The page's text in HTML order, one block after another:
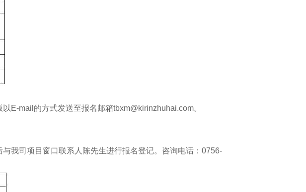
E-mail的方式发送至报名邮箱tbxm@kirinzhuhai.com。
我司项目窗口联系人陈先生进行报名登记。咨询电话：0756-